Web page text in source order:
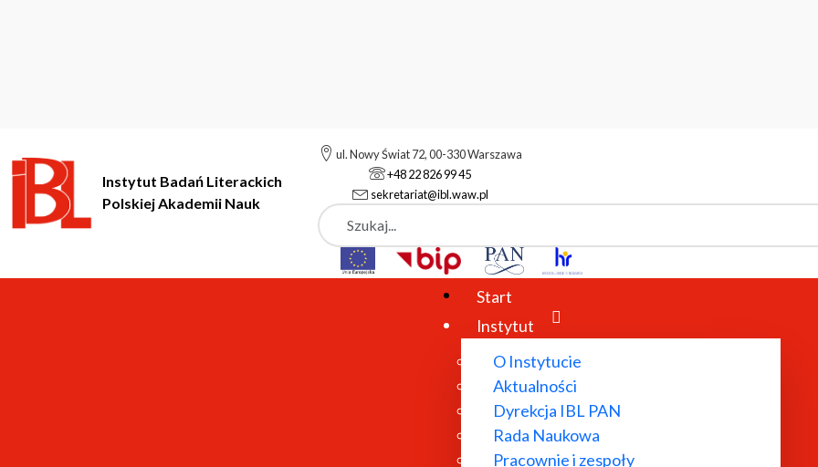
Instytut Badań Literackich
Polskiej Akademii Nauk
ul. Nowy Świat 72, 00-330 Warszawa
+48 22 826 99 45
sekretariat@ibl.waw.pl
Szukaj
Start
Instytut
O Instytucie
Aktualności
Dyrekcja IBL PAN
Rada Naukowa
Pracownie i zespoły
Instytut Badań Literackich Polskiej Akademii Nauk Instytut